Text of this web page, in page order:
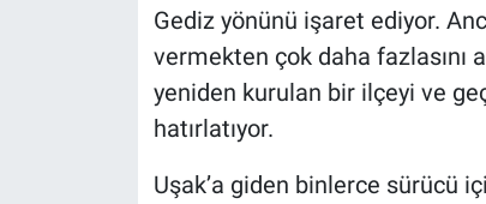
Gediz yönünü işaret ediyor.
vermekten çok daha fazlasını
yeniden kurulan bir ilçeyi ve
hatırlatıyor.
Uşak’a giden binlerce sürücü